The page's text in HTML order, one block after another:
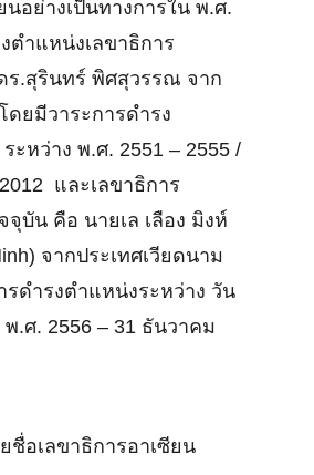
นอย่างเป็นทางการใน พ.ศ.
ตำแหน่งเลขาธิการ
ร.สุรินทร์ พิศสุวรรณ จาก
ดยมีวาระการดำรง
ะหว่าง พ.ศ. 2551 – 2555 /
และเลขาธิการ
จุบัน คือ นายเล เลือง มิงห์
จากประเทศเวียดนาม
รดำรงตำแหน่งระหว่าง วัน
.ศ. 2556 – 31 ธันวาคม
ชื่อเลขาธิการอาเซียน